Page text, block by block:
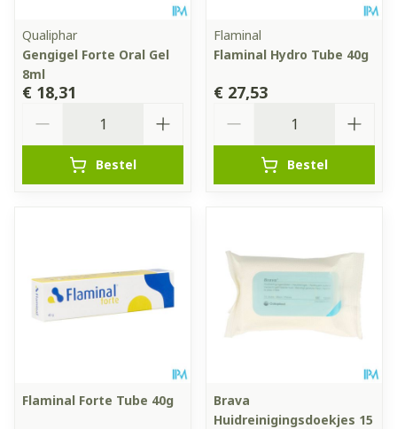
Qualiphar
Gengigel Forte Oral Gel
8ml
€ 18,31
Bestel
Flaminal
Flaminal Hydro Tube 40g
€ 27,53
Bestel
Flaminal Forte Tube 40g
Brava
Huidreinigingsdoekjes 15